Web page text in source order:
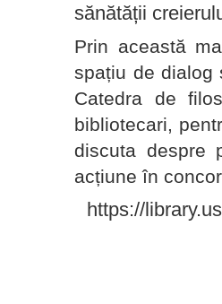
sănătății
Prin această
spațiu de dialog
Catedra de
bibliotecari,
discuta despre
acțiune în
https://